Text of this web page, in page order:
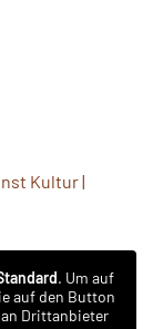
Kultur |
. Um auf
auf den Button
Drittanbieter